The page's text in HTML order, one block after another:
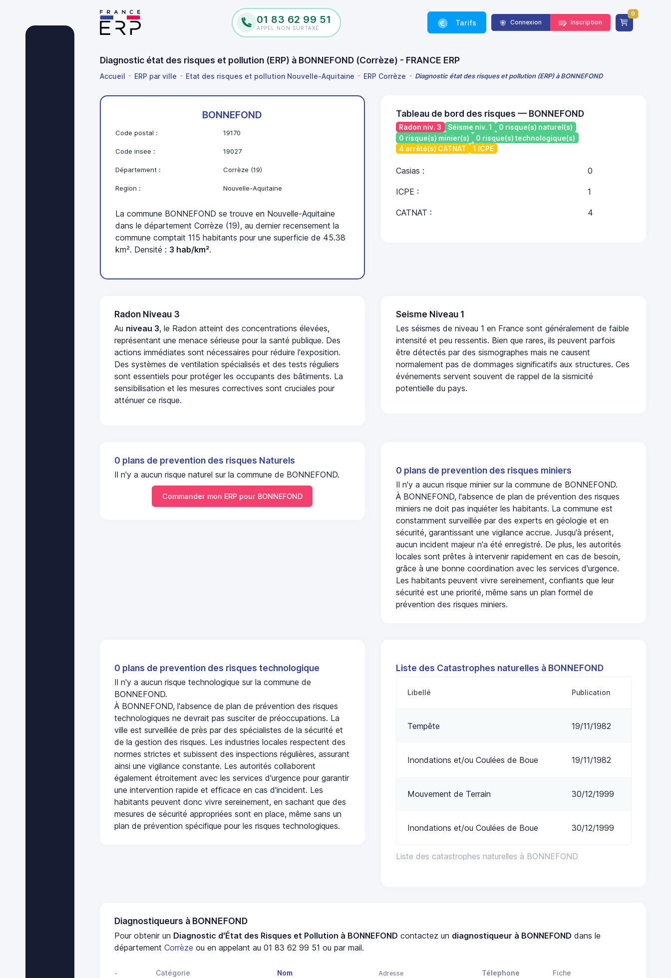
01 83 62 99 51
APPEL NON SURTAXÉ
Tarifs Connexion Inscription
0
Diagnostic état des risques et pollution (ERP) à BONNEFOND (Corrèze) - FRANCE ERP
Accueil ERP par ville Etat des risques et pollution Nouvelle-Aquitaine ERP Corrèze Diagnostic état des risques et pollution (ERP) à BONNEFOND
BONNEFOND
Code postal : 19170
Code insee : 19027
Département : Corrèze (19)
Region : Nouvelle-Aquitaine
La commune BONNEFOND se trouve en Nouvelle-Aquitaine
dans le département Corrèze (19), au dernier recensement la
commune comptait 115 habitants pour une superficie de 45.38
km². Densité : 3 hab/km².
Tableau de bord des risques — BONNEFOND
Radon niv. 3 Séisme niv. 1
0 risque(s) naturel(s)
0 risque(s) minier(s)
0 risque(s) technologique(s)
4 arrêté(s) CATNAT
1 ICPE
Casias : 0
ICPE : 1
CATNAT : 4
Radon Niveau 3
Au niveau 3, le Radon atteint des concentrations élevées,
représentant une menace sérieuse pour la santé publique. Des
actions immédiates sont nécessaires pour réduire l'exposition.
Des systèmes de ventilation spécialisés et des tests réguliers
sont essentiels pour protéger les occupants des bâtiments. La
sensibilisation et les mesures correctives sont cruciales pour
atténuer ce risque.
Seisme Niveau 1
Les séismes de niveau 1 en France sont généralement de faible
intensité et peu ressentis. Bien que rares, ils peuvent parfois
être détectés par des sismographes mais ne causent
normalement pas de dommages significatifs aux structures. Ces
événements servent souvent de rappel de la sismicité
potentielle du pays.
0 plans de prevention des risques Naturels
Il n'y a aucun risque naturel sur la commune de BONNEFOND.
Commander mon ERP pour BONNEFOND
0 plans de prevention des risques miniers
Il n'y a aucun risque minier sur la commune de BONNEFOND.
À BONNEFOND, l'absence de plan de prévention des risques
miniers ne doit pas inquiéter les habitants. La commune est
constamment surveillée par des experts en géologie et en
sécurité, garantissant une vigilance accrue. Jusqu'à présent,
aucun incident majeur n'a été enregistré. De plus, les autorités
locales sont prêtes à intervenir rapidement en cas de besoin,
grâce à une bonne coordination avec les services d'urgence.
Les habitants peuvent vivre sereinement, confiants que leur
sécurité est une priorité, même sans un plan formel de
prévention des risques miniers.
0 plans de prevention des risques technologique
Il n'y a aucun risque technologique sur la commune de
BONNEFOND.
À BONNEFOND, l'absence de plan de prévention des risques
technologiques ne devrait pas susciter de préoccupations. La
ville est surveillée de près par des spécialistes de la sécurité et
de la gestion des risques. Les industries locales respectent des
normes strictes et subissent des inspections régulières, assurant
ainsi une vigilance constante. Les autorités collaborent
également étroitement avec les services d'urgence pour garantir
une intervention rapide et efficace en cas d'incident. Les
habitants peuvent donc vivre sereinement, en sachant que des
mesures de sécurité appropriées sont en place, même sans un
plan de prévention spécifique pour les risques technologiques.
Liste des Catastrophes naturelles à BONNEFOND
Liste des catastrophes naturelles à BONNEFOND
Libellé Publication
Tempête 19/11/1982
Inondations et/ou Coulées de Boue 19/11/1982
Mouvement de Terrain 30/12/1999
Inondations et/ou Coulées de Boue 30/12/1999
Diagnostiqueurs à BONNEFOND
Pour obtenir un Diagnostic d'État des Risques et Pollution à BONNEFOND contactez un diagnostiqueur à BONNEFOND dans le
départementCorrèze ou en appelant au 01 83 62 99 51 ou par mail.
- Catégorie Nom Adresse Télephone Fiche